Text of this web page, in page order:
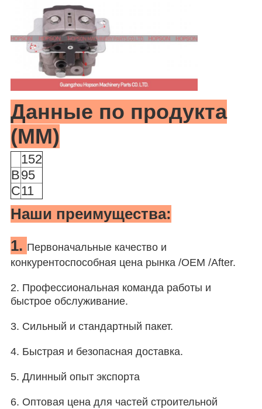
Данные по продукта
(MM)
152
B95
C11
Наши преимущества:
1. Первоначальные качество и
конкурентоспособная цена рынка /OEM /After.
2. Профессиональная команда работы и
быстрое обслуживание.
3. Сильный и стандартный пакет.
4. Быстрая и безопасная доставка.
5. Длинный опыт экспорта
6. Оптовая цена для частей строительной